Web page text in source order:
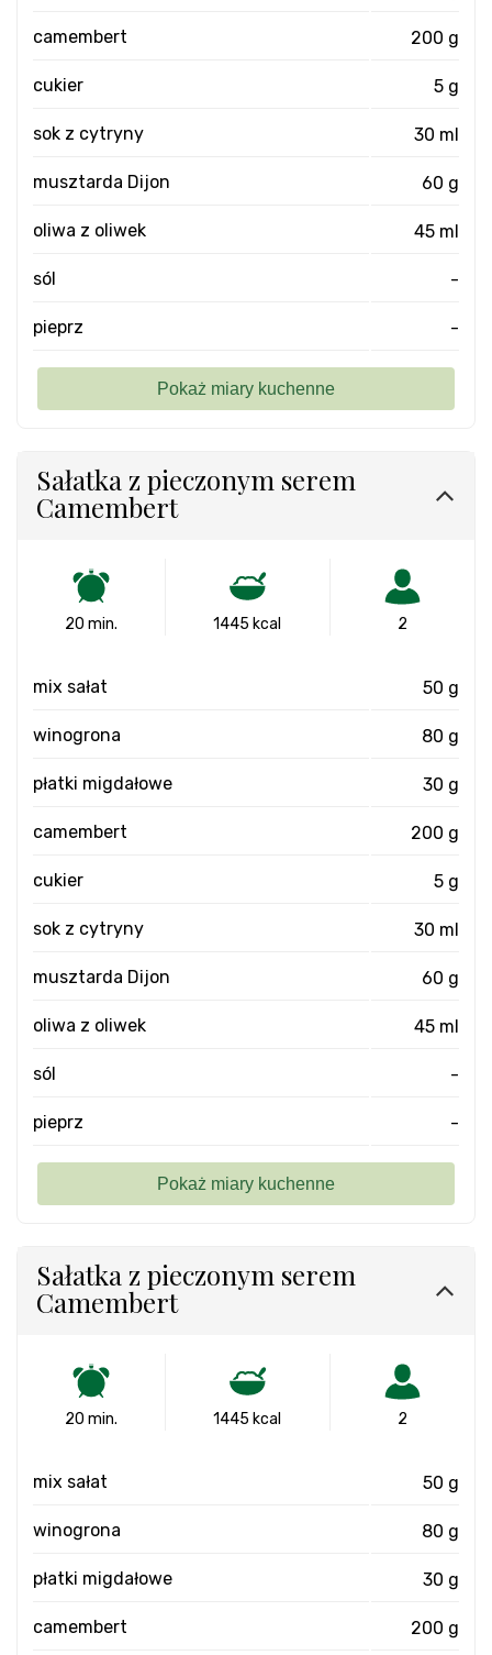
camembert 200 g
cukier 5 g
sok z cytryny 30 ml
musztarda Dijon 60 g
oliwa z oliwek 45 ml
sól -
pieprz -
Sałatka z pieczonym serem
Camembert
20 min. 1445 kcal 2
mix sałat 50 g
winogrona 80 g
płatki migdałowe 30 g
camembert 200 g
cukier 5 g
sok z cytryny 30 ml
musztarda Dijon 60 g
oliwa z oliwek 45 ml
sól -
pieprz -
Sałatka z pieczonym serem
Camembert
20 min. 1445 kcal 2
mix sałat 50 g
winogrona 80 g
płatki migdałowe 30 g
camembert 200 g